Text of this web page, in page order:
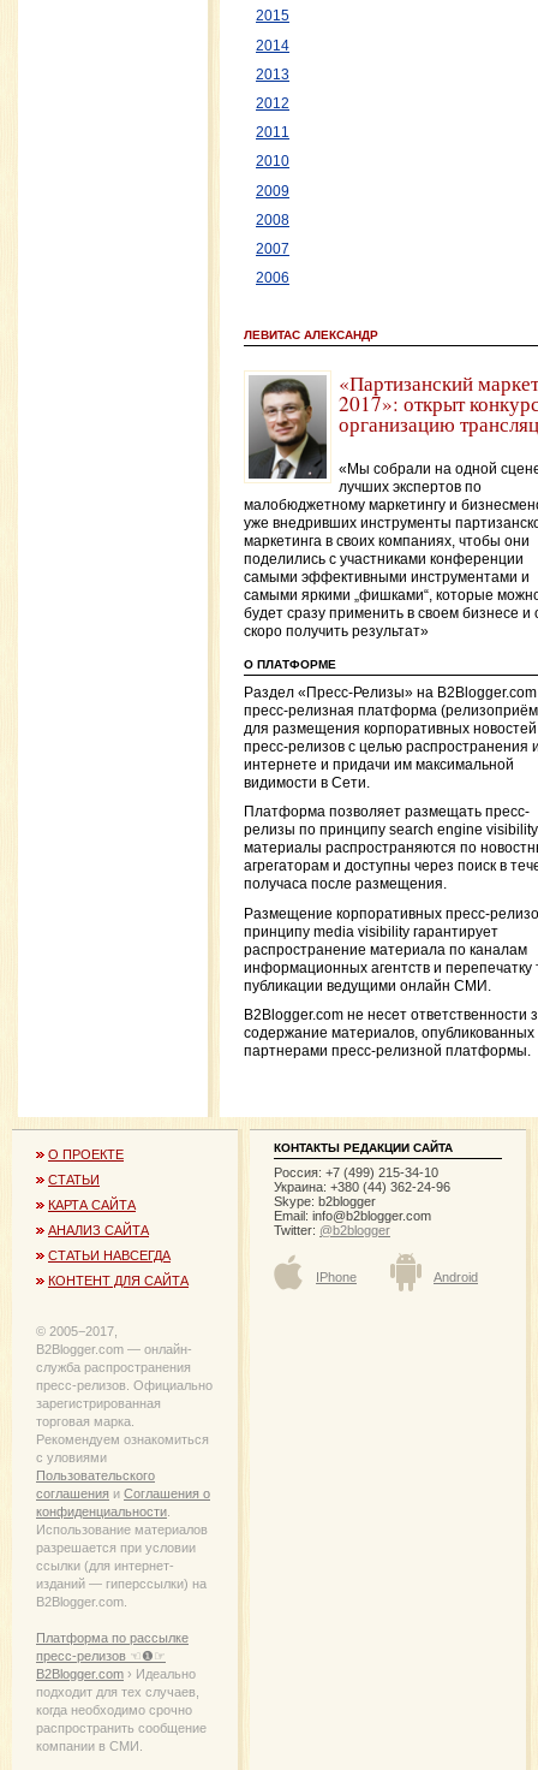
2015
2014
2013
2012
2011
2010
2009
2008
2007
2006
ЛЕВИТАС АЛЕКСАНДР
«Партизанский
2017»: открыт
организацию
«Мы собрали на одной
лучших экспертов по
малобюджетному маркетингу и
уже внедривших инструменты
маркетинга в своих компаниях, чтобы они
поделились с участниками конференции
самыми эффективными инструментами и
самыми яркими „фишками“, которые
будет сразу применить в своем бизнесе и
скоро получить результат»
О ПЛАТФОРМЕ
Раздел «Пресс-Релизы» на
пресс-релизная платформа
для размещения корпоративных
пресс-релизов с целью распространения
интернете и придачи им максимальной
видимости в Сети.
Платформа позволяет размещать пресс-
релизы по принципу search engine visibility,
материалы распространяются по
агрегаторам и доступны через поиск в
получаса после размещения.
Размещение корпоративных пресс-
принципу media visibility гарантирует
распространение материала по каналам
информационных агентств и перепечатку
публикации ведущими онлайн СМИ.
B2Blogger.com не несет ответственности
содержание материалов, опубликованных
партнерами пресс-релизной платформы.
О ПРОЕКТЕ
СТАТЬИ
КАРТА САЙТА
АНАЛИЗ САЙТА
СТАТЬИ НАВСЕГДА
КОНТЕНТ ДЛЯ САЙТА
© 2005−2017,
B2Blogger.com — онлайн-
служба распространения
пресс-релизов. Официально
зарегистрированная
торговая марка.
Рекомендуем ознакомиться
с уловиями
Пользовательского
соглашения и Соглашения о
конфиденциальности
Использование материалов
разрешается при условии
ссылки (для интернет-
изданий — гиперссылки) на
B2Blogger.com.
Платформа по рассылке
пресс-релизов ☜❶☞
B2Blogger.com › Идеально
подходит для тех случаев,
когда необходимо срочно
распространить сообщение
компании в СМИ.
КОНТАКТЫ РЕДАКЦИИ САЙТА
Россия: +7 (499) 215-34-10
Украина: +380 (44) 362-24-96
Skype: b2blogger
Email: info@b2blogger.com
Twitter: @b2blogger
IPhone Android